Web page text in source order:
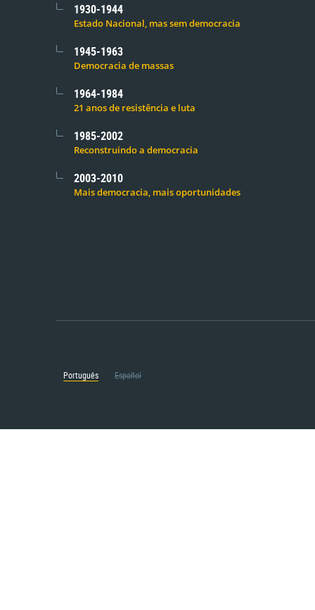
1930-1944
Estado Nacional, mas sem democracia
1945-1963
Democracia de massas
1964-1984
21 anos de resistência e luta
1985-2002
Reconstruindo a democracia
2003-2010
Mais democracia, mais oportunidades
Português Español